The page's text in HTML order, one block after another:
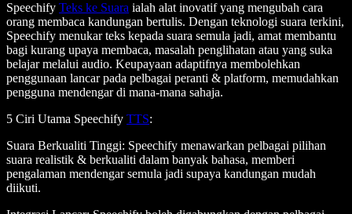
Speechify Teks ke Suara ialah alat inovatif yang mengubah cara
orang membaca kandungan bertulis. Dengan teknologi suara terkini,
Speechify menukar teks kepada suara semula jadi, amat membantu
bagi kurang upaya membaca, masalah penglihatan atau yang suka
belajar melalui audio. Keupayaan adaptifnya membolehkan
penggunaan lancar pada pelbagai peranti & platform, memudahkan
pengguna mendengar di mana-mana sahaja.
5 Ciri Utama Speechify TTS:
Suara Berkualiti Tinggi: Speechify menawarkan pelbagai pilihan
suara realistik & berkualiti dalam banyak bahasa, memberi
pengalaman mendengar semula jadi supaya kandungan mudah
diikuti.